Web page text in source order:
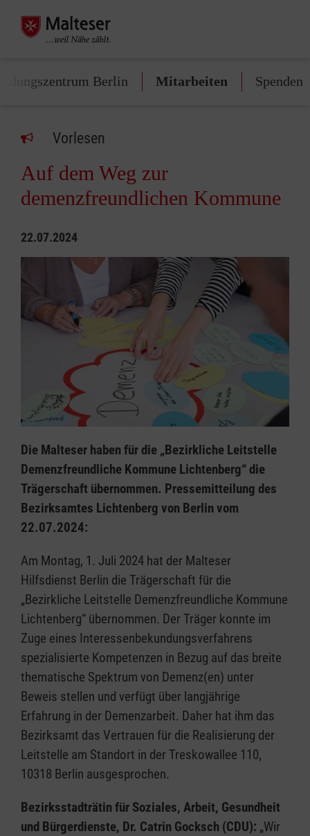
Berlin Mitarbeiten Spenden
Vorlesen
Auf dem Weg zur
demenzfreundlichen Kommune
22.07.2024
Die Malteser haben für die „Bezirkliche Leitstelle
Demenzfreundliche Kommune Lichtenberg“ die
Trägerschaft übernommen. Pressemitteilung des
Bezirksamtes Lichtenberg von Berlin vom
22.07.2024:
Am Montag, 1. Juli 2024 hat der Malteser
Hilfsdienst Berlin die Trägerschaft für die
„Bezirkliche Leitstelle Demenzfreundliche Kommune
Lichtenberg“ übernommen. Der Träger konnte im
Zuge eines Interessenbekundungsverfahrens
spezialisierte Kompetenzen in Bezug auf das breite
thematische Spektrum von Demenz(en) unter
Beweis stellen und verfügt über langjährige
Erfahrung in der Demenzarbeit. Daher hat ihm das
Bezirksamt das Vertrauen für die Realisierung der
Leitstelle am Standort in der Treskowallee 110,
10318 Berlin ausgesprochen.
Bezirksstadträtin für Soziales, Arbeit, Gesundheit
und Bürgerdienste, Dr. Catrin Gocksch (CDU): „Wir